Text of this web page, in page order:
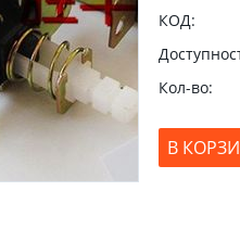
КОД:
Кол-во:
В